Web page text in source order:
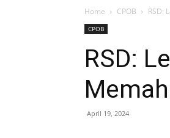
Home CPOB RSD:
CPOB
RSD:
April 19, 2024